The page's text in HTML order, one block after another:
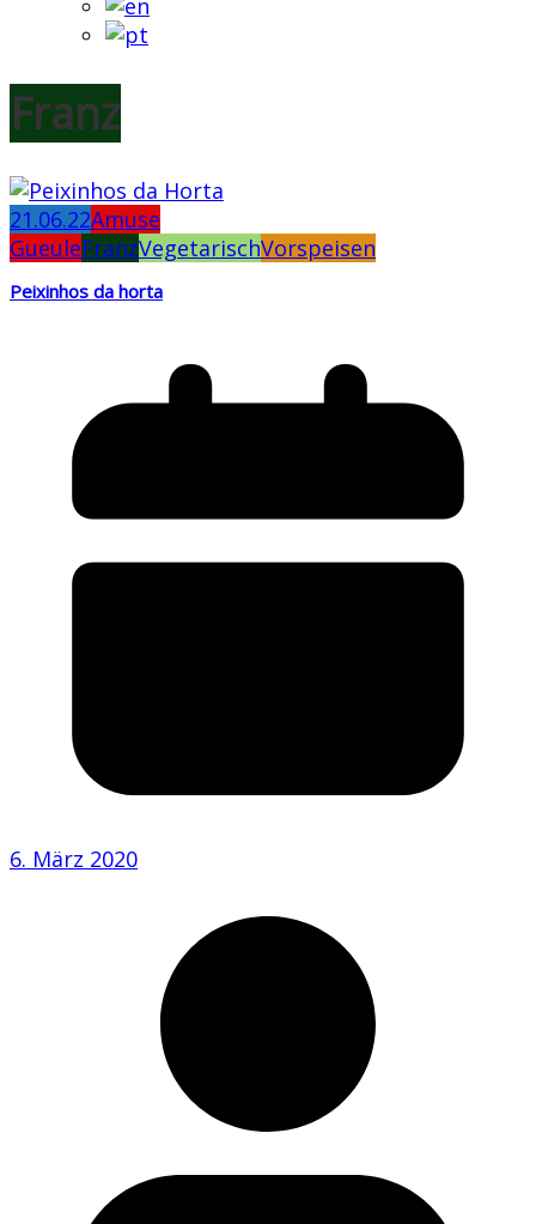
Franz
21.06.22Amuse
GueuleFranzVegetarischVorspeisen
Peixinhos da horta
6. März 2020